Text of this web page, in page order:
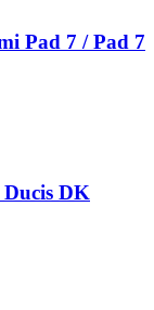
Pad 7 / Pad 7
Ducis DK